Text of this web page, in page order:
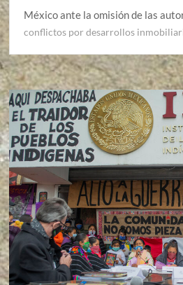
México ante la omisión de las
conflictos por desarrollos